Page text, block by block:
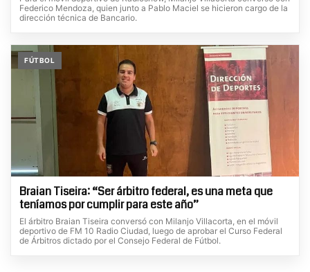
Federico Mendoza, quien junto a Pablo Maciel se hicieron cargo de la
dirección técnica de Bancario.
FÚTBOL
Braian Tiseira: “Ser árbitro federal, es una meta que
teníamos por cumplir para este año”
El árbitro Braian Tiseira conversó con Milanjo Villacorta, en el móvil
deportivo de FM 10 Radio Ciudad, luego de aprobar el Curso Federal
de Árbitros dictado por el Consejo Federal de Fútbol.